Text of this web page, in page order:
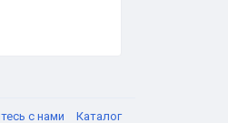
с нами Каталог